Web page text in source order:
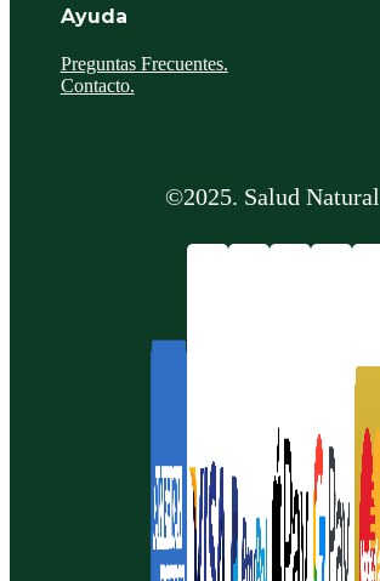
Ayuda
Preguntas Frecuentes.
Contacto.
©2025. Salud Natural